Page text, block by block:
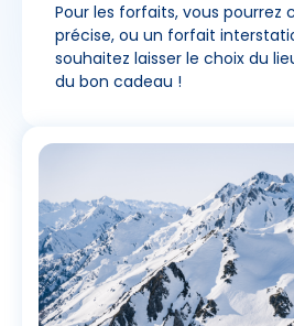
Pour les forfaits, vous pourrez
précise, ou un forfait
souhaitez laisser le choix du
du bon cadeau !